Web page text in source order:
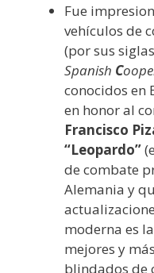
Fue
vehículos de
(por sus
Spanish C
conocidos en
en honor al
Francisco
“Leopardo”
de combate
Alemania y
moderna es
mejores y
blindados de